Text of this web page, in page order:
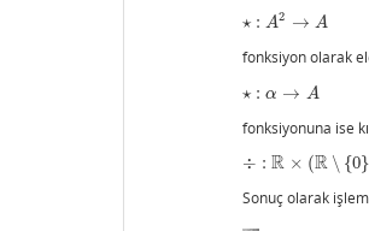
⋆ : A2 → A
⋆:A2 →A
fonksiyon olarak
⋆ : α → A
⋆:α →A
fonksiyonuna ise
÷ : R × (R ∖ {0}
÷ :R×(R∖ {0})
Sonuç olarak işlem